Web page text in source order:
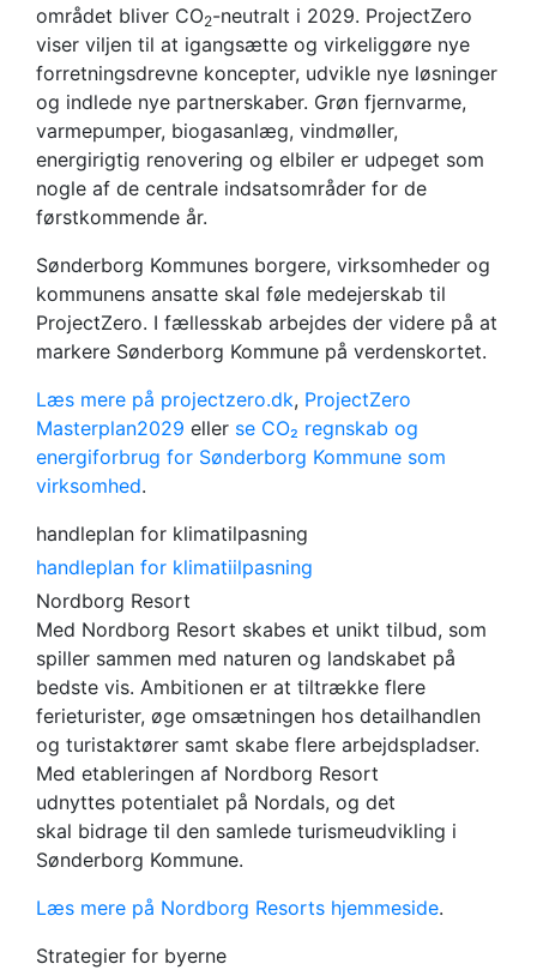
området bliver CO2-neutralt i 2029. ProjectZero
viser viljen til at igangsætte og virkeliggøre nye
forretningsdrevne koncepter, udvikle nye løsninger
og indlede nye partnerskaber. Grøn fjernvarme,
varmepumper, biogasanlæg, vindmøller,
energirigtig renovering og elbiler er udpeget som
nogle af de centrale indsatsområder for de
førstkommende år.
Sønderborg Kommunes borgere, virksomheder og
kommunens ansatte skal føle medejerskab til
ProjectZero. I fællesskab arbejdes der videre på at
markere Sønderborg Kommune på verdenskortet.
Læs mere på projectzero.dk, ProjectZero
Masterplan2029 eller se CO₂ regnskab og
energiforbrug for Sønderborg Kommune som
virksomhed.
handleplan for klimatilpasning
handleplan for klimatiilpasning
Nordborg Resort
Med Nordborg Resort skabes et unikt tilbud, som
spiller sammen med naturen og landskabet på
bedste vis. Ambitionen er at tiltrække flere
ferieturister, øge omsætningen hos detailhandlen
og turistaktører samt skabe flere arbejdspladser.
Med etableringen af Nordborg Resort
udnyttes potentialet på Nordals, og det
skal bidrage til den samlede turismeudvikling i
Sønderborg Kommune.
Læs mere på Nordborg Resorts hjemmeside.
Strategier for byerne